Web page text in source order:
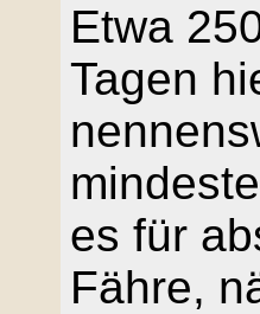
Etwa
Tagen
es für
Fähre,